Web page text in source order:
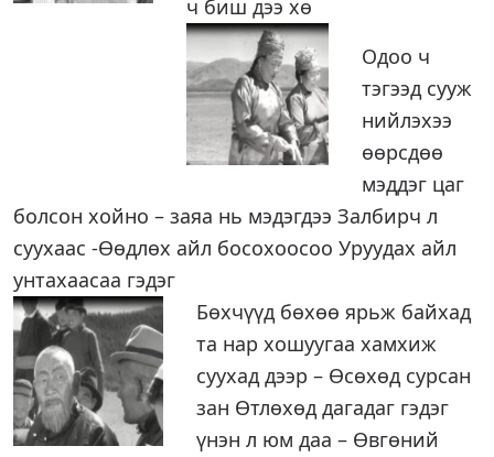
ч биш дээ хө
Одоо ч
тэгээд сууж
нийлэхээ
өөрсдөө
мэддэг цаг
болсон хойно – заяа нь мэдэгдээ Залбирч л
суухаас -Өөдлөх айл босохоосоо Уруудах айл
унтахаасаа гэдэг
Бөхчүүд бөхөө ярьж байхад
та нар хошуугаа хамхиж
суухад дээр – Өсөхөд сурсан
зан Өтлөхөд дагадаг гэдэг
үнэн л юм даа – Өвгөний